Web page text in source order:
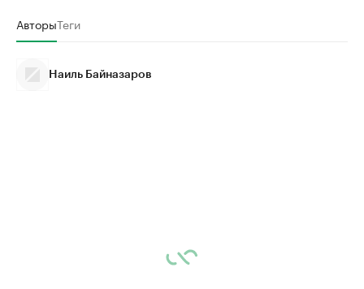
АвторыТеги
Наиль Байназаров